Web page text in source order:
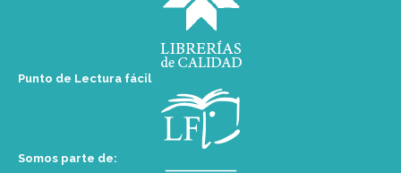
Punto de Lectura fácil
Somos parte de: